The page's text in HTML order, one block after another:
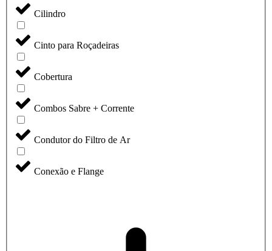
Cilindro
Cinto para Roçadeiras
Cobertura
Combos Sabre + Corrente
Condutor do Filtro de Ar
Conexão e Flange